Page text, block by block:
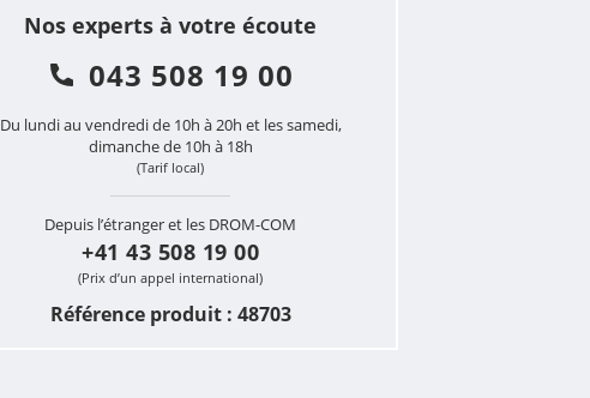
Nos experts à votre écoute
043 508 19 00
Du lundi au vendredi de 10h à 20h et les samedi,
dimanche de 10h à 18h
(Tarif local)
Depuis l’étranger et les DROM-COM
+41 43 508 19 00
(Prix d’un appel international)
Référence produit : 48703